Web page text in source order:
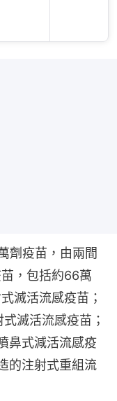
劑疫苗，由兩間
，包括約66萬
滅活流感疫苗；
滅活流感疫苗；
鼻式減活流感疫
的注射式重組流